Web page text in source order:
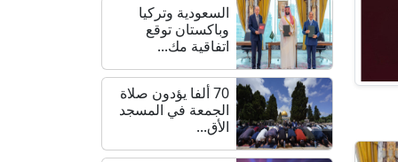
السعودية وتركيا
وباكستان توقع
اتفاقية مك...
70 ألفا يؤدون صلاة
الجمعة في المسجد
الأق...